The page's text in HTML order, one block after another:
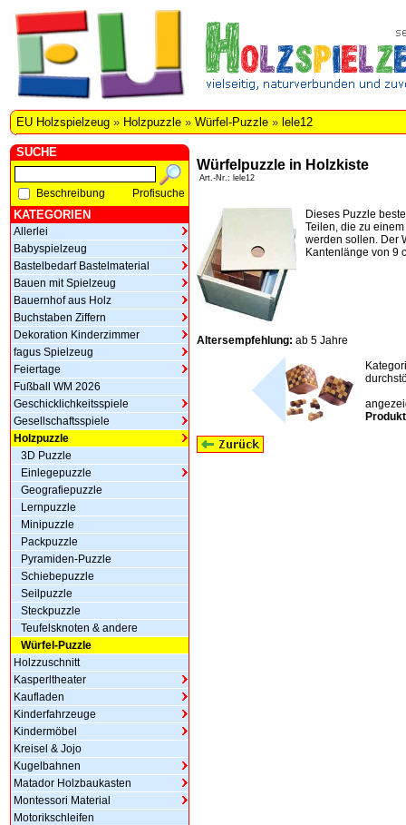
EU Holzspielzeug » Holzpuzzle » Würfel-Puzzle » lele12
SUCHE
Beschreibung Profisuche
KATEGORIEN
Allerlei
Babyspielzeug
Bastelbedarf Bastelmaterial
Bauen mit Spielzeug
Bauernhof aus Holz
Buchstaben Ziffern
Dekoration Kinderzimmer
fagus Spielzeug
Feiertage
Fußball WM 2026
Geschicklichkeitsspiele
Gesellschaftsspiele
Holzpuzzle
3D Puzzle
Einlegepuzzle
Geografiepuzzle
Lernpuzzle
Minipuzzle
Packpuzzle
Pyramiden-Puzzle
Schiebepuzzle
Seilpuzzle
Steckpuzzle
Teufelsknoten & andere
Würfel-Puzzle
Holzzuschnitt
Kasperltheater
Kaufladen
Kinderfahrzeuge
Kindermöbel
Kreisel & Jojo
Kugelbahnen
Matador Holzbaukasten
Montessori Material
Motorikschleifen
Würfelpuzzle in Holzkiste
Art.-Nr.: lele12
Dieses Puzzle
Teilen, die zu
werden sollen. Der
Kantenlänge von 9
Altersempfehlung: ab 5 Jahre